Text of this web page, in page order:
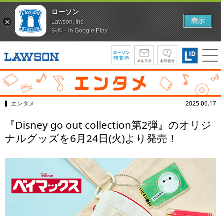
エンタメ 2025.06.17
『Disney go out collection第2弾』のオリジ
ナルグッズを6月24日(火)より発売！
ローソン
Lawson, Inc.
無料 - In Google Play
表示